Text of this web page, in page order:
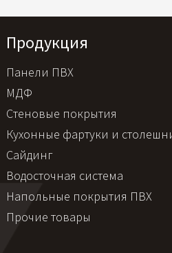
Продукция
Панели ПВХ
МДФ
Стеновые покрытия
Кухонные фартуки и
Сайдинг
Водосточная система
Напольные покрытия ПВХ
Прочие товары